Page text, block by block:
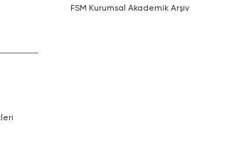
FSM Kurumsal Akademik Arşiv